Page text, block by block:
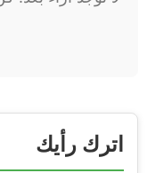
اترك رأيك